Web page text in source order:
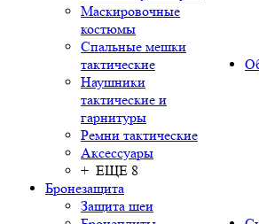
Маскировочные
костюмы
Спальные мешки
тактические
Наушники
тактические и
гарнитуры
Ремни тактические
Аксессуары
+ ЕЩЕ 8
Бронезащита
Защита шеи